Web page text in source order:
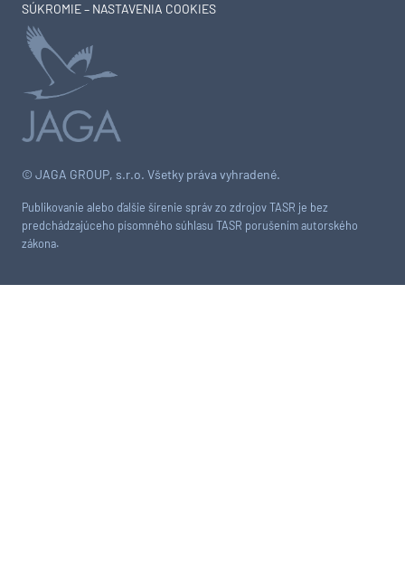
© JAGA GROUP, s.r.o. Všetky práva vyhradené.
Publikovanie alebo ďalšie šírenie správ zo zdrojov TASR je bez
predchádzajúceho písomného súhlasu TASR porušením autorského
zákona.
SÚKROMIE – NASTAVENIA COOKIES